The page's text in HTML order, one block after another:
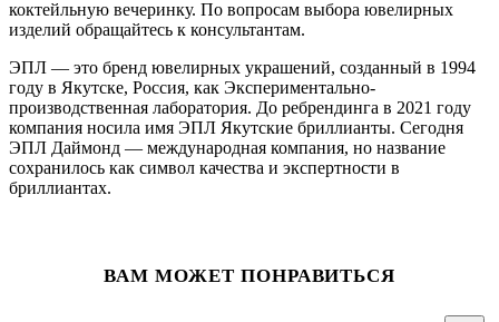
коктейльную вечеринку. По вопросам выбора ювелирных
изделий обращайтесь к консультантам.
ЭПЛ — это бренд ювелирных украшений, созданный в 1994
году в Якутске, Россия, как Экспериментально-
производственная лаборатория. До ребрендинга в 2021 году
компания носила имя ЭПЛ Якутские бриллианты. Сегодня
ЭПЛ Даймонд — международная компания, но название
сохранилось как символ качества и экспертности в
бриллиантах.
ВАМ МОЖЕТ ПОНРАВИТЬСЯ